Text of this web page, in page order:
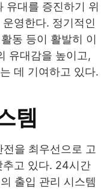
유대를 증진하기 위
영한다. 정기적인
동 등이 활발히 이
유대감을 높이고,
데 기여하고 있다.
템
을 최우선으로 고
추고 있다. 24시간
출입 관리 시스템